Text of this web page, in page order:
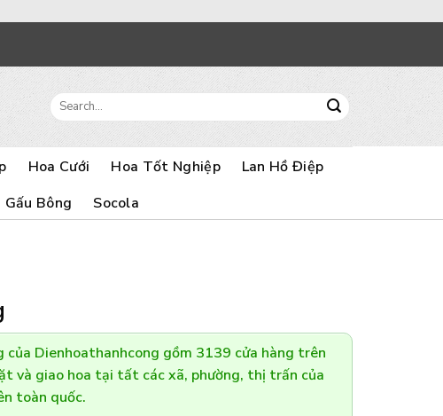
Search
for:
Hoa Cưới Hoa Tốt Nghiệp
Lan Hồ Điệp
Gấu Bông Socola
của Dienhoathanhcong gồm 3139 cửa hàng trên
và giao hoa tại tất các xã, phường, thị trấn của
toàn quốc.